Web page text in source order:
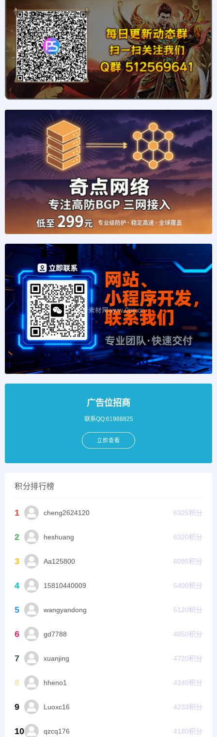
广告位招商
联系QQ:61988825
立即查看
积分排行榜
1 cheng2624120 6325积分
2 heshuang 6320积分
3 Aa125800 6095积分
4 15810440009 5400积分
5 wangyandong 5120积分
6 gd7788 4850积分
7 xuanjing 4720积分
8 hheno1 4240积分
9 Luoxc16 4233积分
10 qzcq176 4180积分